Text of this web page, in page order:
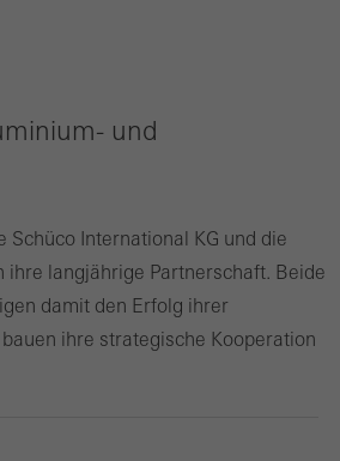
und
Schüco International KG und die
ihre langjährige Partnerschaft. Beide
damit den Erfolg ihrer
ihre strategische Kooperation